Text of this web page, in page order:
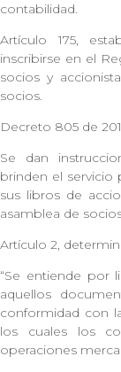
contabilidad.
Artículo 175,
inscribirse en el
socios y
socios.
Decreto 805 de
Se dan
brinden el servicio
sus libros de
asamblea de
Artículo 2,
“Se entiende por
aquellos
conformidad con
los cuales los
operaciones